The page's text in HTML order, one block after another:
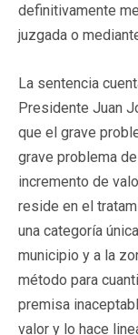
definitivamente
juzgada o
La sentencia
Presidente Juan
que el grave
grave problema
incremento de
reside en el
una categoría
municipio y a la
método para
premisa
valor y lo hace